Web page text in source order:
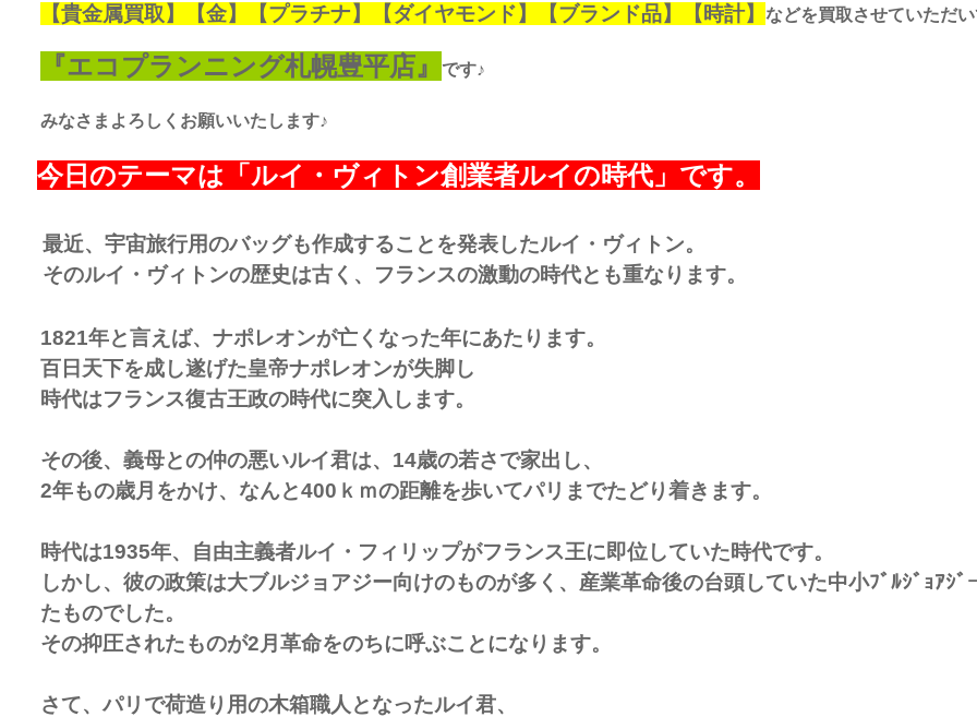
【貴金属買取 】【金】【プラチナ】【ダイヤモンド】【ブランド品】【時計】 などを買取させていただい
『エコプランニング札幌豊平店』 です♪
みなさまよろしくお願いいたします♪
今日のテーマは「ルイ・ヴィトン創業者ルイの時代」です。
最近、宇宙旅行用のバッグも作成することを発表したルイ・ヴィトン。
そのルイ・ヴィトンの歴史は古く、フランスの激動の時代とも重なります。
1821年と言えば、ナポレオンが亡くなった年にあたります。
百日天下を成し遂げた皇帝ナポレオンが失脚し
時代はフランス復古王政の時代に突入します。
その後、義母との仲の悪いルイ君は、14歳の若さで家出し、
2年もの歳月をかけ、なんと400ｋｍの距離を歩いてパリまでたどり着きます。
時代は1935年、自由主義者ルイ・フィリップがフランス王に即位していた時代です。
しかし、彼の政策は大ブルジョアジー向けのものが多く、産業革命後の台頭していた中小ﾌﾞﾙｼﾞｮｱｼﾞ
たものでした。
その抑圧されたものが2月革命をのちに呼ぶことになります。
さて、パリで荷造り用の木箱職人となったルイ君、